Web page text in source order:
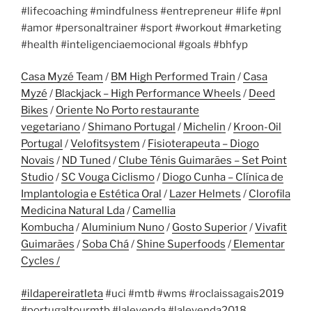
#lifecoaching #mindfulness #entrepreneur #life #pnl
#amor #personaltrainer #sport #workout #marketing
#health #inteligenciaemocional #goals #bhfyp
Casa Myzé Team / BM High Performed Train / Casa
Myzé / Blackjack – High Performance Wheels / Deed
Bikes / Oriente No Porto restaurante
vegetariano/ Shimano Portugal / Michelin / Kroon-Oil
Portugal /Velofitsystem / Fisioterapeuta – Diogo
Novais / ND Tuned / Clube Ténis Guimarães – Set Point
Studio/ SC Vouga Ciclismo/ Diogo Cunha – Clínica de
Implantologia e Estética Oral / Lazer Helmets / Clorofila
Medicina Natural Lda/ Camellia
Kombucha/Aluminium Nuno/ Gosto Superior/Vivafit
Guimarães / Soba Chá/ Shine Superfoods / Elementar
Cycles /
#ildapereiratleta#uci #mtb #wms #roclaissagais2019